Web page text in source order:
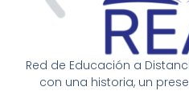
Red de Educación a
con una historia, un